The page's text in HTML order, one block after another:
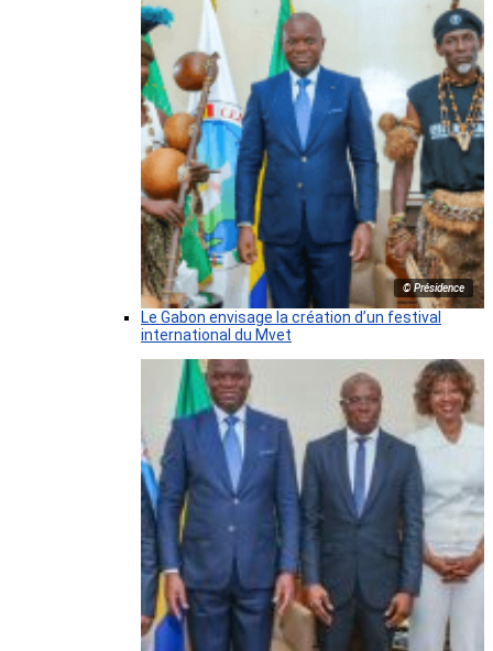
© Présidence
Le Gabon envisage la création d’un festival
international du Mvet